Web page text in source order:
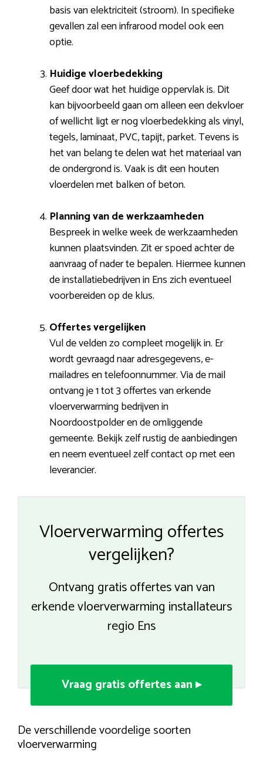
basis van elektriciteit (stroom). In specifieke
gevallen zal een infrarood model ook een
optie.
Huidige vloerbedekking
Geef door wat het huidige oppervlak is. Dit
kan bijvoorbeeld gaan om alleen een dekvloer
of wellicht ligt er nog vloerbedekking als vinyl,
tegels, laminaat, PVC, tapijt, parket. Tevens is
het van belang te delen wat het materiaal van
de ondergrond is. Vaak is dit een houten
vloerdelen met balken of beton.
Planning van de werkzaamheden
Bespreek in welke week de werkzaamheden
kunnen plaatsvinden. Zit er spoed achter de
aanvraag of nader te bepalen. Hiermee kunnen
de installatiebedrijven in Ens zich eventueel
voorbereiden op de klus.
Offertes vergelijken
Vul de velden zo compleet mogelijk in. Er
wordt gevraagd naar adresgegevens, e-
mailadres en telefoonnummer. Via de mail
ontvang je 1 tot 3 offertes van erkende
vloerverwarming bedrijven in
Noordoostpolder en de omliggende
gemeente. Bekijk zelf rustig de aanbiedingen
en neem eventueel zelf contact op met een
leverancier.
Vloerverwarming offertes
vergelijken?
Ontvang gratis offertes van van
erkende vloerverwarming installateurs
regio Ens
Vraag gratis offertes aan ▸
De verschillende voordelige soorten
vloerverwarming